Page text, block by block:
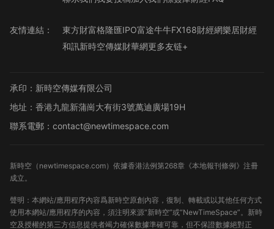
友情連結： 東方財富格隆匯IPO富途牛牛FX168財經網樂居財經
和訊新時空傳媒財華網更多友链+
承印：新時空傳媒有限公司
地址：香港九龍新蒲崗大有街3號萬迪廣場19H
聯系電郵：contact@newtimespace.com
新時空（ newtimespace.com）依據香港法例第268章《本地報刊條例》注冊
成立。
聲明：本網站/應用程序內容爲新時空原創內容，復制、轉載或以其他任何方式
使用本網站/應用程序的內容，須注明來源“新時空”或“NewTimeSpace”。新時
空及授權的第三方信息提供者竭力確保數據準確可靠，但不保證數據絕對正